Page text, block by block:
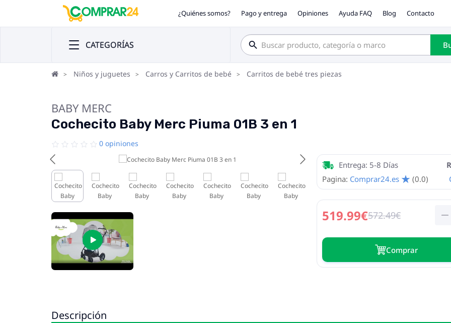
¿Quiénes somos? Pago y entrega Opiniones Ayuda FAQ Blog Contacto
CATEGORÍAS
Niños y juguetes Carros y Carritos de bebé Carritos de bebé tres piezas
BABY MERC
Cochecito Baby Merc Piuma 01B 3 en 1
0 opiniones
Entrega: 5-8 Días
Pagina: Comprar24.es (0.0)
519.99€572.49€
Сomprar
Descripción